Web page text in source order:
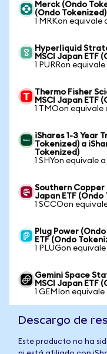
Merck (Ondo
(Ondo Tokenized)
1 MRKon equivale
Hyperliquid
MSCI Japan ETF
1 PURRon
Thermo Fisher
MSCI Japan ETF
1 TMOon equivale
iShares 1-3 Year
Tokenized) a
Tokenized)
1 SHYon equivale
Southern Copper
Japan ETF (Ondo
1 SCCOon
Plug Power
ETF (Ondo
1 PLUGon
Gemini Space
MSCI Japan ETF
1 GEMIon
Descargo de
Este producto no ha